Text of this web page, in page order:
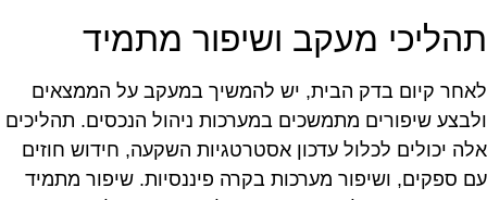
מעקב ושיפור מתמיד
קיום בדק הבית, יש להמשיך במעקב על הממצאים
שיפורים מתמשכים במערכות ניהול הנכסים. תהליכים
יכולים לכלול עדכון אסטרטגיות השקעה, חידוש חוזים
ספקים, ושיפור מערכות בקרה פיננסיות. שיפור מתמיד